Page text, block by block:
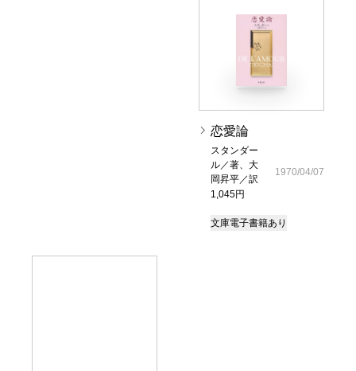
恋愛論
スタンダー
ル／著、大
岡昇平／訳
1,045円
1970/04/07
文庫電子書籍あり